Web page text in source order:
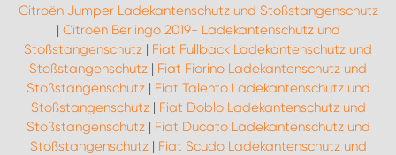
Citroën Jumper Ladekantenschutz und Stoßstangenschutz
| Citroën Berlingo 2019- Ladekantenschutz und
Stoßstangenschutz | Fiat Fullback Ladekantenschutz und
Stoßstangenschutz | Fiat Fiorino Ladekantenschutz und
Stoßstangenschutz| Fiat Talento Ladekantenschutz und
Stoßstangenschutz| Fiat Doblo Ladekantenschutz und
Stoßstangenschutz| Fiat Ducato Ladekantenschutz und
Stoßstangenschutz| Fiat Scudo Ladekantenschutz und